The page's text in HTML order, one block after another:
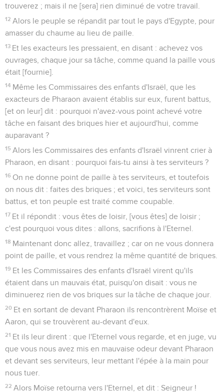
trouverez ; mais il ne [sera] rien diminué de votre travail.
12 Alors le peuple se répandit par tout le pays d'Egypte, pour
amasser du chaume au lieu de paille.
13 Et les exacteurs les pressaient, en disant : achevez vos
ouvrages, chaque jour sa tâche, comme quand la paille vous
était [fournie].
14 Même les Commissaires des enfants d'Israël, que les
exacteurs de Pharaon avaient établis sur eux, furent battus,
[et on leur] dit : pourquoi n'avez-vous point achevé votre
tâche en faisant des briques hier et aujourd'hui, comme
auparavant ?
15 Alors les Commissaires des enfants d'Israël vinrent crier à
Pharaon, en disant : pourquoi fais-tu ainsi à tes serviteurs ?
16 On ne donne point de paille à tes serviteurs, et toutefois
on nous dit : faites des briques ; et voici, tes serviteurs sont
battus, et ton peuple est traité comme coupable.
17 Et il répondit : vous êtes de loisir, [vous êtes] de loisir ;
c'est pourquoi vous dites : allons, sacrifions à l'Eternel.
18 Maintenant donc allez, travaillez ; car on ne vous donnera
point de paille, et vous rendrez la même quantité de briques.
19 Et les Commissaires des enfants d'Israël virent qu'ils
étaient dans un mauvais état, puisqu'on disait : vous ne
diminuerez rien de vos briques sur la tâche de chaque jour.
20 Et en sortant de devant Pharaon ils rencontrèrent Moïse et
Aaron, qui se trouvèrent au-devant d'eux.
21 Et ils leur dirent : que l'Eternel vous regarde, et en juge, vu
que vous nous avez mis en mauvaise odeur devant Pharaon
et devant ses serviteurs, leur mettant l'épée à la main pour
nous tuer.
22 Alors Moïse retourna vers l'Eternel, et dit : Seigneur !